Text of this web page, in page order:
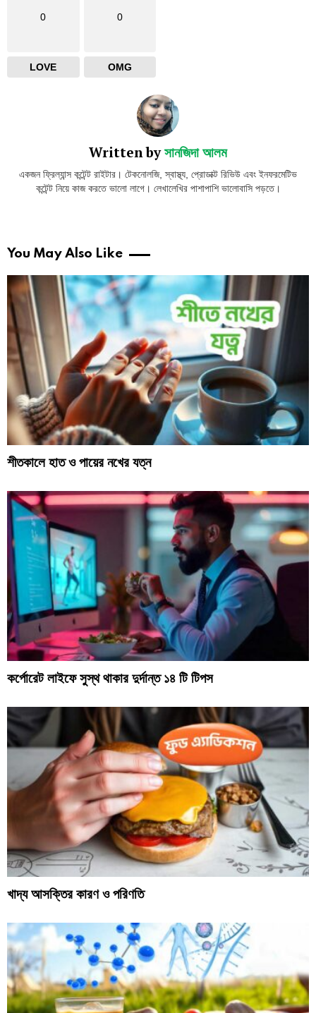
0
LOVE
0
OMG
Written byসানজিদা আলম
একজন ফ্রিল্যান্স কন্টেন্ট রাইটার। টেকনোলজি, স্বাস্থ্য, প্রোডাক্ট রিভিউ এবং ইনফরমেটিভ
কন্টেন্ট নিয়ে কাজ করতে ভালো লাগে। লেখালেখির পাশাপাশি ভালোবাসি পড়তে।
You May Also Like
শীতকালে হাত ও পায়ের নখের যত্ন
কর্পোরেট লাইফে সুস্থ থাকার দুর্দান্ত ১৪ টি টিপস
খাদ্য আসক্তির কারণ ও পরিণতি